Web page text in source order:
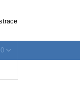
0